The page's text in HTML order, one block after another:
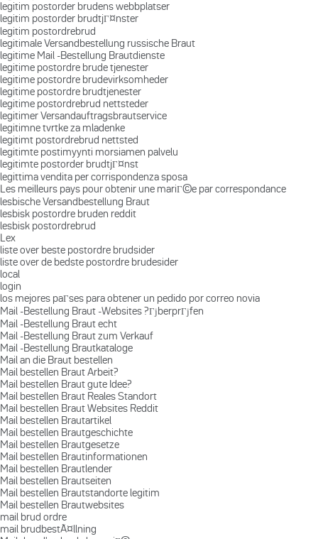
legitim postorder brudens webbplatser
legitim postorder brudtjГ¤nster
legitim postordrebrud
legitimale Versandbestellung russische Braut
legitime Mail -Bestellung Brautdienste
legitime postordre brude tjenester
legitime postordre brudevirksomheder
legitime postordre brudtjenester
legitime postordrebrud nettsteder
legitimer Versandauftragsbrautservice
legitimne tvrtke za mladenke
legitimt postordrebrud nettsted
legitimte postimyynti morsiamen palvelu
legitimte postorder brudtjГ¤nst
legittima vendita per corrispondenza sposa
Les meilleurs pays pour obtenir une mariГ©e par correspondance
lesbische Versandbestellung Braut
lesbisk postordre bruden reddit
lesbisk postordrebrud
Lex
liste over beste postordre brudsider
liste over de bedste postordre brudesider
local
login
los mejores paГ­ses para obtener un pedido por correo novia
Mail -Bestellung Braut -Websites ?ГјberprГјfen
Mail -Bestellung Braut echt
Mail -Bestellung Braut zum Verkauf
Mail -Bestellung Brautkataloge
Mail an die Braut bestellen
Mail bestellen Braut Arbeit?
Mail bestellen Braut gute Idee?
Mail bestellen Braut Reales Standort
Mail bestellen Braut Websites Reddit
Mail bestellen Brautartikel
Mail bestellen Brautgeschichte
Mail bestellen Brautgesetze
Mail bestellen Brautinformationen
Mail bestellen Brautlender
Mail bestellen Brautseiten
Mail bestellen Brautstandorte legitim
Mail bestellen Brautwebsites
mail brud ordre
mail brudbestÃ¤llning